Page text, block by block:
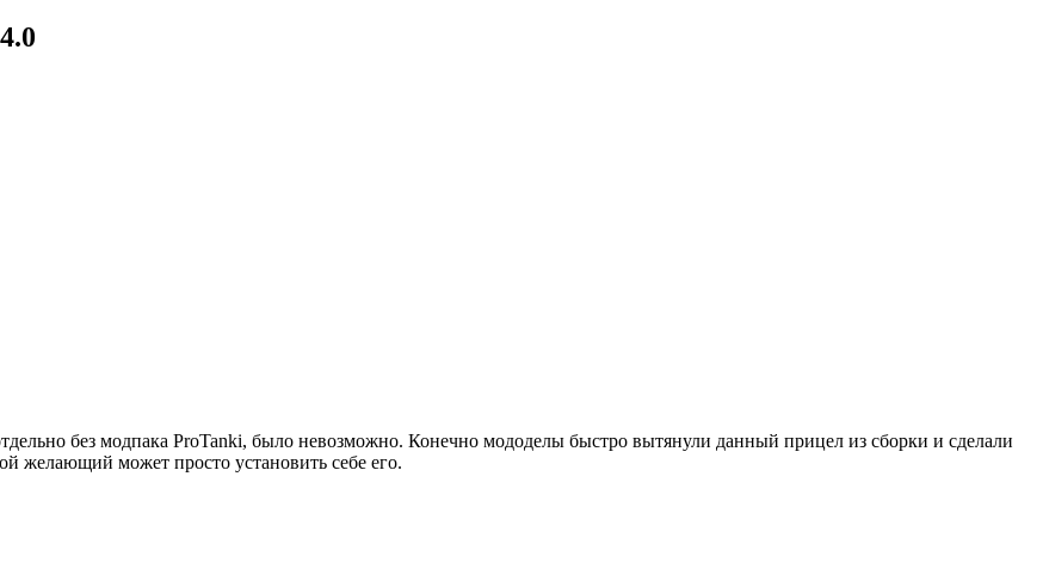
без модпака ProTanki, было невозможно. Конечно мододелы быстро вытянули данный прицел из сборки и сделали
желающий может просто установить себе его.